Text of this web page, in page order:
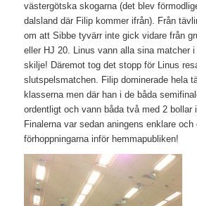
västergötska skogarna (det blev
dalsland där Filip kommer ifrån). Från
om att Sibbe tyvärr inte gick vidare från
eller HJ 20. Linus vann alla sina matcher
skilje! Däremot tog det stopp för Linus
slutspelsmatchen. Filip dominerade hela
klasserna men där han i de båda
ordentligt och vann båda två med 2 bollar
Finalerna var sedan aningens enklare
förhoppningarna inför hemmapubliken!